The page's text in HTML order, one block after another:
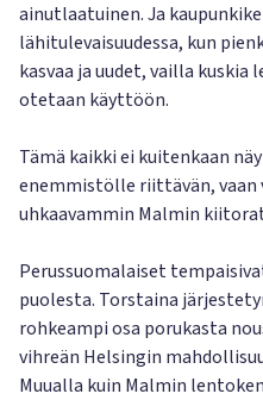
ainutlaatuinen. Ja
lähitulevaisuudessa, kun
kasvaa ja uudet, vailla
otetaan käyttöön.
Tämä kaikki ei kuitenkaan
enemmistölle riittävän, vaan
uhkaavammin Malmin
Perussuomalaiset
puolesta. Torstaina
rohkeampi osa porukasta
vihreän Helsingin
Muualla kuin Malmin